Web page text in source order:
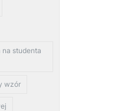
na studenta
wzór